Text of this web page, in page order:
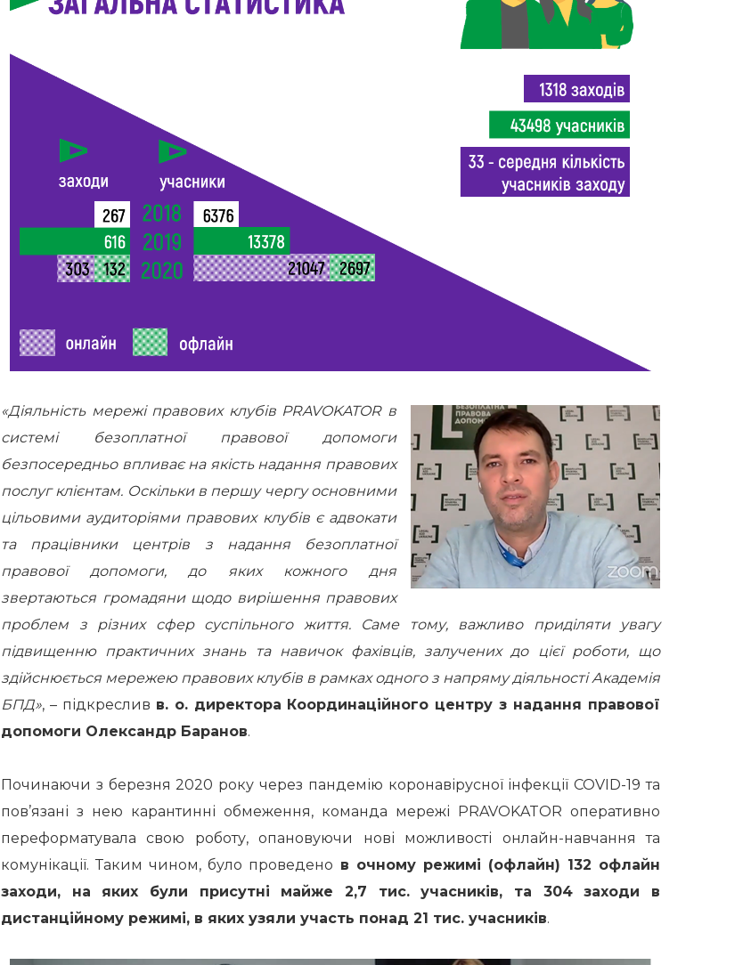
«Діяльність мережі правових клубів PRAVOKATOR в
системі безоплатної правової допомоги
безпосередньо впливає на якість надання правових
послуг клієнтам. Оскільки в першу чергу основними
цільовими аудиторіями правових клубів є адвокати
та працівники центрів з надання безоплатної
правової допомоги, до яких кожного дня
звертаються громадяни щодо вирішення правових
проблем з різних сфер суспільного життя. Саме тому, важливо приділяти увагу
підвищенню практичних знань та навичок фахівців, залучених до цієї роботи, що
здійснюється мережею правових клубів в рамках одного з напряму діяльності Академія
БПД», – підкреслив в. о. директора Координаційного центру з надання правової
допомоги Олександр Баранов.
Починаючи з березня 2020 року через пандемію коронавірусної інфекції COVID-19 та
пов’язані з нею карантинні обмеження, команда мережі PRAVOKATOR оперативно
переформатувала свою роботу, опановуючи нові можливості онлайн-навчання та
комунікації. Таким чином, було проведено в очному режимі (офлайн) 132 офлайн
заходи, на яких були присутні майже 2,7 тис. учасників, та 304 заходи в
дистанційному режимі, в яких узяли участь понад 21 тис. учасників.